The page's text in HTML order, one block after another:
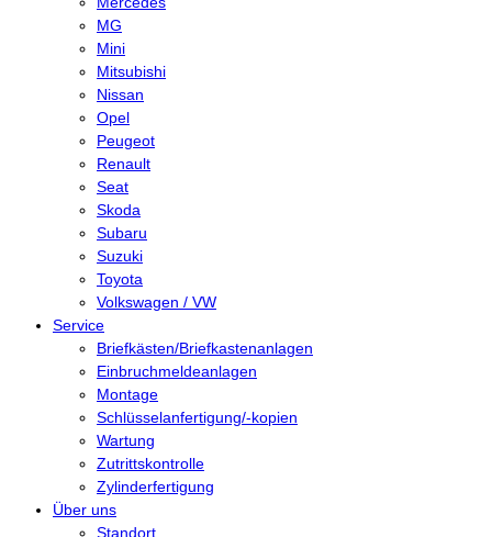
MG
Mini
Mitsubishi
Nissan
Opel
Peugeot
Renault
Seat
Skoda
Subaru
Suzuki
Toyota
Volkswagen / VW
Service
Briefkästen/Briefkastenanlagen
Einbruchmeldeanlagen
Montage
Schlüsselanfertigung/-kopien
Wartung
Zutrittskontrolle
Zylinderfertigung
Über uns
Standort